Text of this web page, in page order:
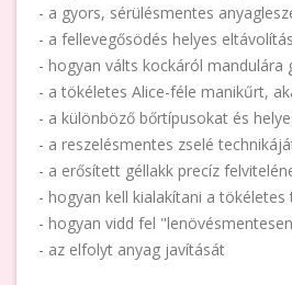
- a gyors, sérülésmentes
- a fellevegősödés helyes
- hogyan válts kockáról mandulára
- a tökéletes Alice-féle manikűrt,
- a különböző bőrtípusokat és
- a reszelésmentes zselé
- a erősített géllakk precíz
- hogyan kell kialakítani a
- hogyan vidd fel
- az elfolyt anyag javítását